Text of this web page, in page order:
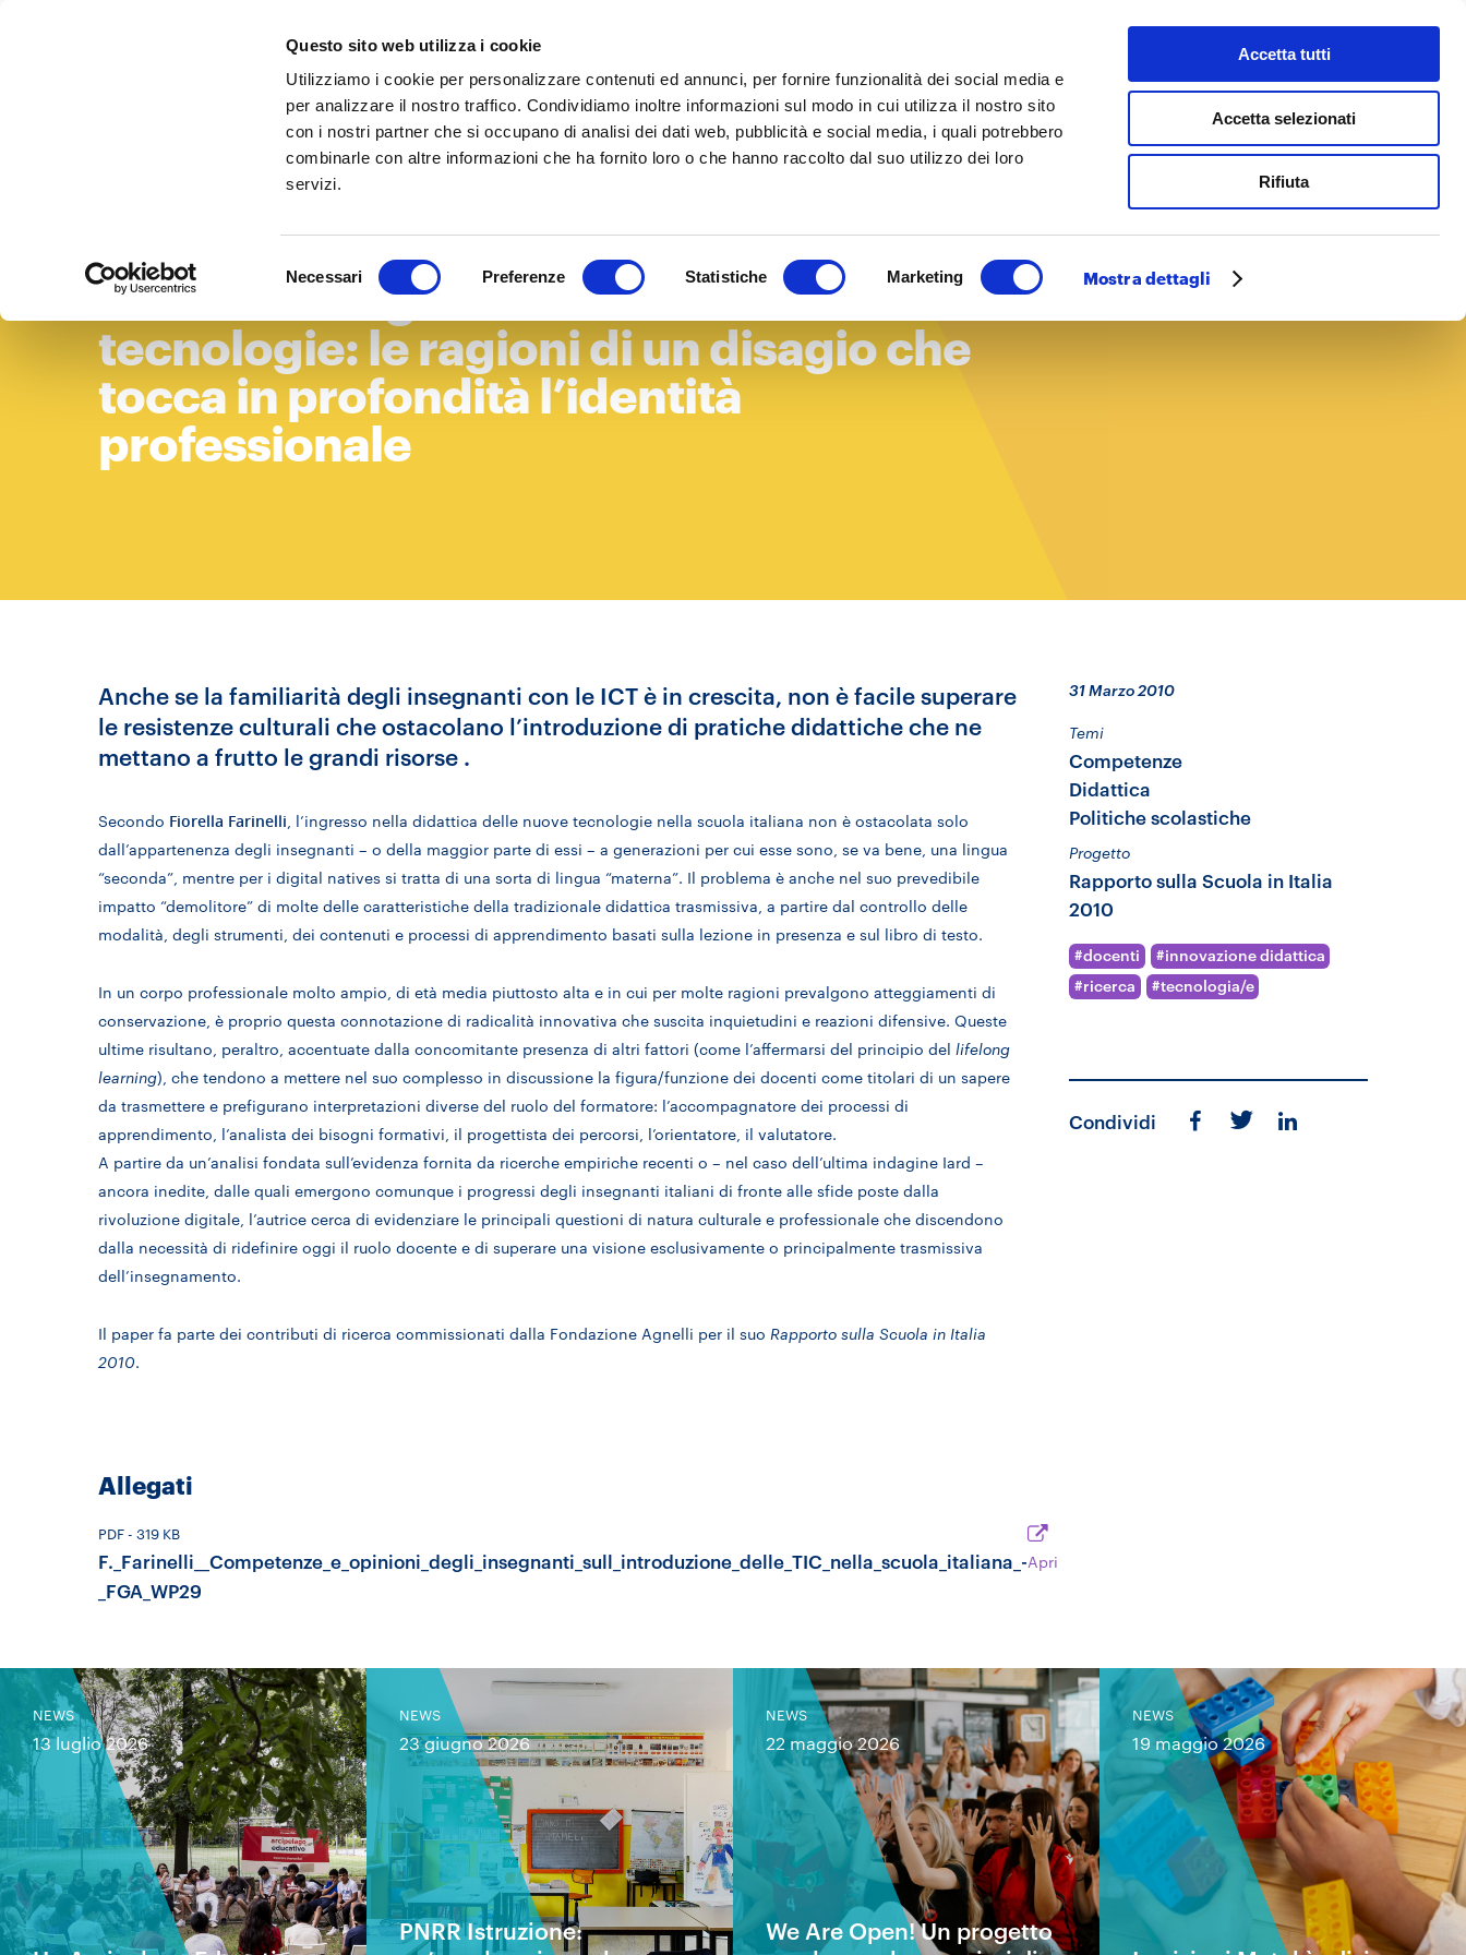
Questo sito web utilizza i cookie
Utilizziamo i cookie per personalizzare contenuti ed annunci, per fornire funzionalità dei social media e
per analizzare il nostro traffico. Condividiamo inoltre informazioni sul modo in cui utilizza il nostro sito
con i nostri partner che si occupano di analisi dei dati web, pubblicità e social media, i quali potrebbero
combinarle con altre informazioni che ha fornito loro o che hanno raccolto dal suo utilizzo dei loro
servizi.
Necessari Preferenze Statistiche Marketing Mostra dettagli
Accetta tutti
Accetta selezionati
Rifiuta
WP 29 – Insegnanti italiani e nuove
tecnologie: le ragioni di un disagio che
tocca in profondità l’identità
professionale
Anche se la familiarità degli insegnanti con le ICT è in crescita, non è facile superare
le resistenze culturali che ostacolano l’introduzione di pratiche didattiche che ne
mettano a frutto le grandi risorse .
Secondo Fiorella Farinelli , l’ingresso nella didattica delle nuove tecnologie nella scuola italiana non è ostacolata solo
dall’appartenenza degli insegnanti – o della maggior parte di essi – a generazioni per cui esse sono, se va bene, una lingua
“seconda”, mentre per i digital natives si tratta di una sorta di lingua “materna”. Il problema è anche nel suo prevedibile
impatto “demolitore” di molte delle caratteristiche della tradizionale didattica trasmissiva, a partire dal controllo delle
modalità, degli strumenti, dei contenuti e processi di apprendimento basati sulla lezione in presenza e sul libro di testo.
In un corpo professionale molto ampio, di età media piuttosto alta e in cui per molte ragioni prevalgono atteggiamenti di
conservazione, è proprio questa connotazione di radicalità innovativa che suscita inquietudini e reazioni difensive. Queste
ultime risultano, peraltro, accentuate dalla concomitante presenza di altri fattori (come l’affermarsi del principio del lifelong
learning), che tendono a mettere nel suo complesso in discussione la figura/funzione dei docenti come titolari di un sapere
da trasmettere e prefigurano interpretazioni diverse del ruolo del formatore: l’accompagnatore dei processi di
apprendimento, l’analista dei bisogni formativi, il progettista dei percorsi, l’orientatore, il valutatore.
A partire da un’analisi fondata sull’evidenza fornita da ricerche empiriche recenti o – nel caso dell’ultima indagine Iard –
ancora inedite, dalle quali emergono comunque i progressi degli insegnanti italiani di fronte alle sfide poste dalla
rivoluzione digitale, l’autrice cerca di evidenziare le principali questioni di natura culturale e professionale che discendono
dalla necessità di ridefinire oggi il ruolo docente e di superare una visione esclusivamente o principalmente trasmissiva
dell’insegnamento.
Il paper fa parte dei contributi di ricerca commissionati dalla Fondazione Agnelli per il suo Rapporto sulla Scuola in Italia
2010.
Allegati
PDF - 319 KB
F._Farinelli__Competenze_e_opinioni_degli_insegnanti_sull_introduzione_delle_TIC_nella_scuola_italiana_-
_FGA_WP29
Apri
31 Marzo 2010
Temi
Competenze
Didattica
Politiche scolastiche
Progetto
Rapporto sulla Scuola in Italia
2010
docenti
innovazione didattica
ricerca
tecnologia/e
Condividi
NEWS
13 luglio 2026
NEWS
23 giugno 2026
PNRR Istruzione:
NEWS
22 maggio 2026
We Are Open! Un progetto
NEWS
19 maggio 2026